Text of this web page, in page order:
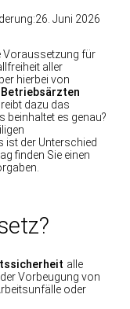
26. Juni 2026
Voraussetzung für
aller
hierbei von
dazu das
beinhaltet es genau?
ist der Unterschied
finden Sie einen
alle
Vorbeugung von
oder